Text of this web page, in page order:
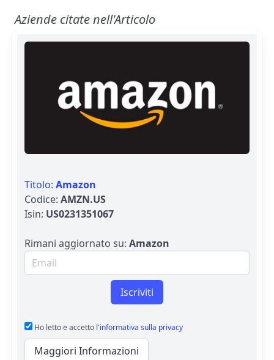
Aziende citate nell'Articolo
Titolo: Amazon
Codice: AMZN.US
Isin: US0231351067
Rimani aggiornato su: Amazon
Email per newsletter
Iscriviti
Ho letto e accetto l'informativa sulla privacy
Maggiori Informazioni